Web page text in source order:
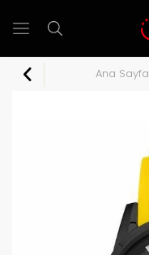
Ana Sayfa